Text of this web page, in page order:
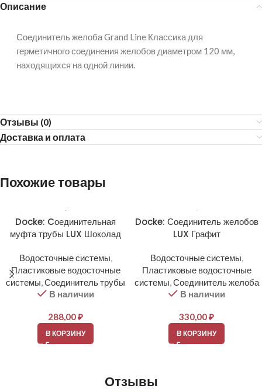
Описание
Соединитель желоба Grand Line Классика для
герметичного соединения желобов диаметром 120 мм,
находящихся на одной линии.
Отзывы (0)
Доставка и оплата
Похожие товары
Docke: Cоединительная
муфта трубы LUX Шоколад
Водосточные системы,
Пластиковые водосточные
системы,Соединитель трубы
В наличии
288,00₽
В КОРЗИНУ
Docke: Соединитель желобов
LUX Графит
Водосточные системы,
Пластиковые водосточные
системы,Соединитель желоба
В наличии
330,00₽
В КОРЗИНУ
Отзывы